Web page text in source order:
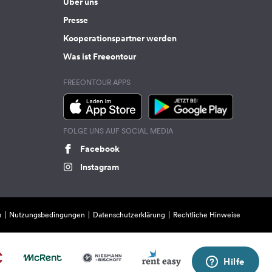
Presse
Kooperationspartner werden
Was ist Freeontour
FREEONTOUR APPS
FOLGE UNS AUF SOCIAL MEDIA
Facebook
Instagram
Nutzungsbedingungen Datenschutzerklärung Rechtliche Hinweise
Hilfe